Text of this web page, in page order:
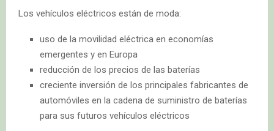
Los vehículos eléctricos están de moda:
uso de la movilidad eléctrica en economías
emergentes y en Europa
reducción de los precios de las baterías
creciente inversión de los principales fabricantes de
automóviles en la cadena de suministro de baterías
para sus futuros vehículos eléctricos